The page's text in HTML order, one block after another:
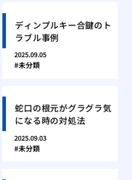
ディンプルキー合鍵のト
ラブル事例
2025.09.05
未分類
蛇口の根元がグラグラ気
になる時の対処法
2025.09.03
未分類